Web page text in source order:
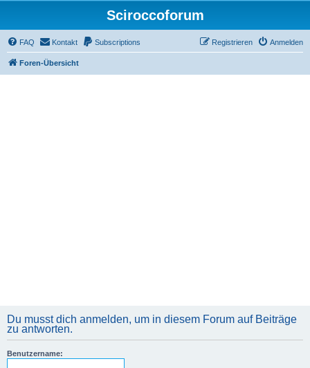
Sciroccoforum
FAQ Kontakt Subscriptions Anmelden
Registrieren
Foren-Übersicht
Du musst dich anmelden, um in diesem Forum auf Beiträge
zu antworten.
Benutzername: